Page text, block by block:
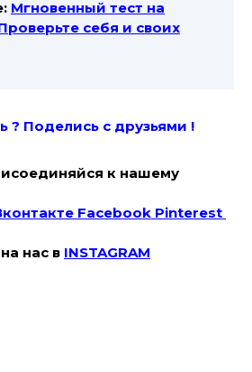
Мгновенный тест на
себя и своих
? Поделись с друзьями !
к нашему
Facebook Pinterest
наc в INSTAGRAM